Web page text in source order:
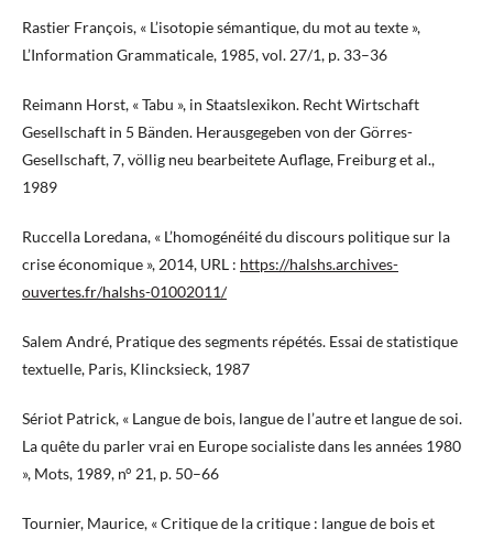
Rastier François, « L’isotopie sémantique, du mot au texte »,
L’Information Grammaticale, 1985, vol. 27/1, p. 33–36
Reimann Horst, « Tabu », in Staatslexikon. Recht Wirtschaft
Gesellschaft in 5 Bänden. Herausgegeben von der Görres-
Gesellschaft, 7, völlig neu bearbeitete Auflage, Freiburg et al.,
1989
Ruccella Loredana, « L’homogénéité du discours politique sur la
crise économique », 2014, URL : https://halshs.archives-
ouvertes.fr/halshs-01002011/
Salem André, Pratique des segments répétés. Essai de statistique
textuelle, Paris, Klincksieck, 1987
Sériot Patrick, « Langue de bois, langue de l’autre et langue de soi.
La quête du parler vrai en Europe socialiste dans les années 1980
», Mots, 1989, n° 21, p. 50–66
Tournier, Maurice, « Critique de la critique : langue de bois et